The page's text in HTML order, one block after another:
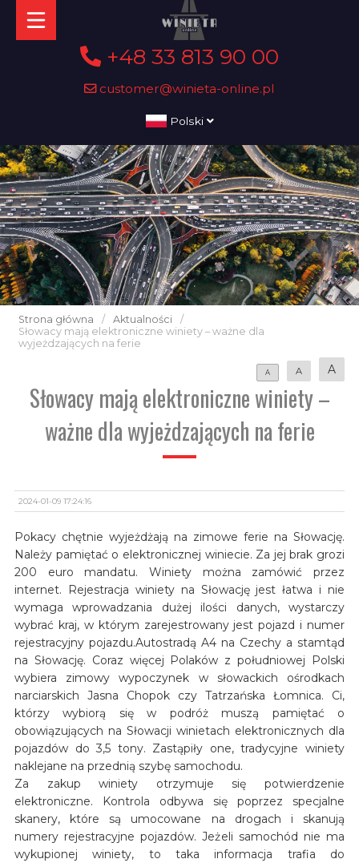
+48 33 813 90 00
customer@winieta-online.pl
Polski
Strona główna / Aktualności
/
Słowacy mają elektroniczne winiety – ważne dla
wyjeżdzających na ferie
A A A
Słowacy mają elektroniczne winiety –
ważne dla wyjeżdzających na ferie
2024-01-09 17:24:16
Pokacy chętnie wyjeżdżają na zimowe ferie na Słowację.
Należy pamiętać o elektronicznej winiecie. Za jej brak grozi
200 euro mandatu. Winiety można zamówić przez
internet. Rejestracja winiety na Słowację jest łatwa i nie
wymaga wprowadzania dużej ilości danych, wystarczy
wybrać kraj, w którym zarejestrowany jest pojazd i numer
rejestracyjny pojazdu.Autostradą A4 na Czechy a stamtąd
na Słowację. Coraz więcej Polaków z południowej Polski
wybiera zimowy wypoczynek w słowackich ośrodkach
narciarskich Jasna Chopok czy Tatrzańska Łomnica. Ci,
którzy wybiorą się w podróż muszą pamiętać o
obowiązujących na Słowacji winietach elektronicznych dla
pojazdów do 3,5 tony. Zastąpiły one, tradycyjne winiety
naklejane na przednią szybę samochodu.
Za zakup winiety otrzymuje się potwierdzenie
elektroniczne. Kontrola odbywa się poprzez specjalne
skanery, które są umocowane na drogach i skanują
numery rejestracyjne pojazdów. Jeżeli samochód nie ma
wykupionej winiety, to taka informacja trafia do